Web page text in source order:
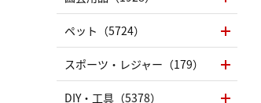
ペット（5724）
スポーツ・レジャー（179）
DIY・工具（5378）